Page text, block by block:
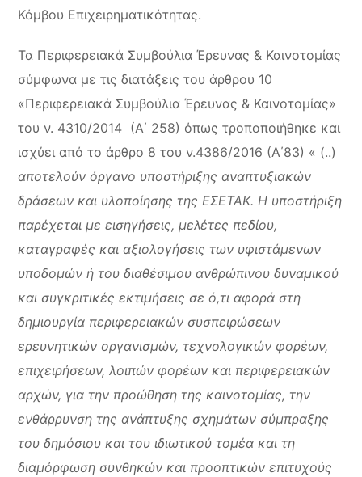
Κόμβου Επιχειρηματικότητας.
Τα Περιφερειακά Συμβούλια Έρευνας & Καινοτομίας
σύμφωνα με τις διατάξεις του άρθρου 10
«Περιφερειακά Συμβούλια Έρευνας & Καινοτομίας»
του ν. 4310/2014 (Α΄ 258) όπως τροποποιήθηκε και
ισχύει από το άρθρο 8 του ν.4386/2016 (Α΄83) « (..)
αποτελούν όργανο υποστήριξης αναπτυξιακών
δράσεων και υλοποίησης της ΕΣΕΤΑΚ. Η υποστήριξη
παρέχεται με εισηγήσεις, μελέτες πεδίου,
καταγραφές και αξιολογήσεις των υφιστάμενων
υποδομών ή του διαθέσιμου ανθρώπινου δυναμικού
και συγκριτικές εκτιμήσεις σε ό,τι αφορά στη
δημιουργία περιφερειακών συσπειρώσεων
ερευνητικών οργανισμών, τεχνολογικών φορέων,
επιχειρήσεων, λοιπών φορέων και περιφερειακών
αρχών, για την προώθηση της καινοτομίας, την
ενθάρρυνση της ανάπτυξης σχημάτων σύμπραξης
του δημόσιου και του ιδιωτικού τομέα και τη
διαμόρφωση συνθηκών και προοπτικών επιτυχούς